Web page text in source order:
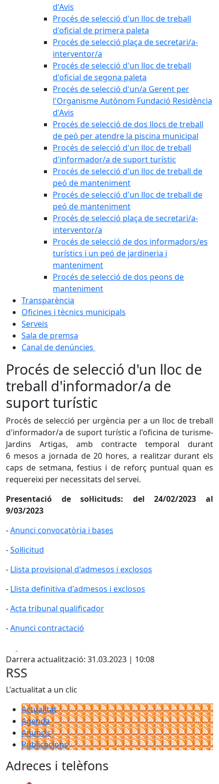
d'Avis
Procés de selecció d'un lloc de treball
d'oficial de primera paleta
Procés de selecció plaça de secretari/a-
interventor/a
Procés de selecció d'un lloc de treball
d'oficial de segona paleta
Procés de selecció d'un/a Gerent per
l'Organisme Autònom Fundació Residència
d'Avis
Procés de selecció de dos llocs de treball
de peó per atendre la piscina municipal
Procés de selecció d'un lloc de treball
d'informador/a de suport turístic
Procés de selecció d'un lloc de treball de
peó de manteniment
Procés de selecció d'un lloc de treball de
peó de manteniment
Procés de selecció plaça de secretari/a-
interventor/a
Procés de selecció de dos informadors/es
turístics i un peó de jardineria i
manteniment
Procés de selecció de dos peons de
manteniment
Transparència
Oficines i tècnics municipals
Serveis
Sala de premsa
Canal de denúncies
Procés de selecció d'un lloc de
treball d'informador/a de
suport turístic
Procés de selecció per urgència per a un lloc de treball
d'informador/a de suport turístic a l'oficina de turisme-
Jardins Artigas, amb contracte temporal durant
6 mesos a jornada de 20 hores, a realitzar durant els
caps de setmana, festius i de reforç puntual quan es
requereixi per necessitats del servei.
Presentació de sol·licituds: del 24/02/2023 al
9/03/2023
-Anunci convocatòria i bases
-Sol·licitud
- Llista provisional d'admesos i exclosos
- Llista definitiva d'admesos i exclosos
-Acta tribunal qualificador
-Anunci contractació
Darrera actualització: 31.03.2023 | 10:08
RSS
L'actualitat a un clic
Actualitat
Agenda
Anuncis
Publicacions
Adreces i telèfons